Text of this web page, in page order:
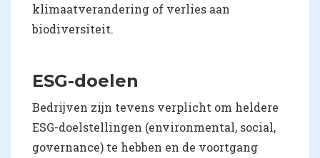
klimaatverandering of verlies aan
biodiversiteit.
ESG-doelen
Bedrijven zijn tevens verplicht om heldere
ESG-doelstellingen (environmental, social,
governance) te hebben en de voortgang